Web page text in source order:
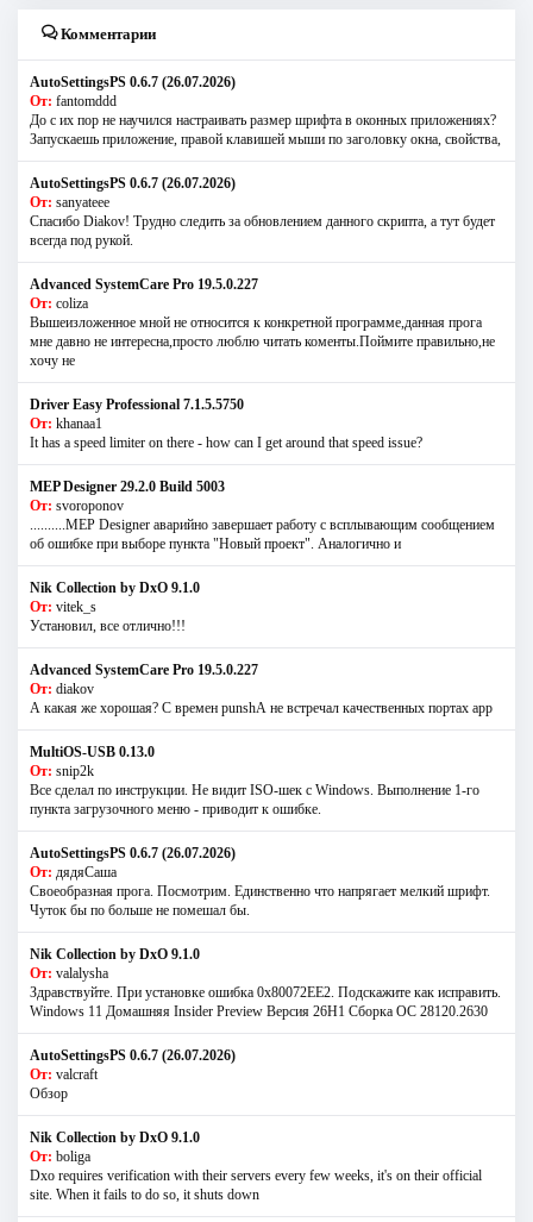
Комментарии
AutoSettingsPS 0.6.7 (26.07.2026)
От: fantomddd
До с их пор не научился настраивать размер шрифта в оконных приложениях?
Запускаешь приложение, правой клавишей мыши по заголовку окна, свойства,
AutoSettingsPS 0.6.7 (26.07.2026)
От: sanyateee
Спасибо Diakov! Трудно следить за обновлением данного скрипта, а тут будет
всегда под рукой.
Advanced SystemCare Pro 19.5.0.227
От: coliza
Вышеизложенное мной не относится к конкретной программе,данная прога
мне давно не интересна,просто люблю читать коменты.Поймите правильно,не
хочу не
Driver Easy Professional 7.1.5.5750
От: khanaa1
It has a speed limiter on there - how can I get around that speed issue?
MEP Designer 29.2.0 Build 5003
От: svoroponov
..........MEP Designer аварийно завершает работу с всплывающим сообщением
об ошибке при выборе пункта "Новый проект". Аналогично и
Nik Collection by DxO 9.1.0
От: vitek_s
Установил, все отлично!!!
Advanced SystemCare Pro 19.5.0.227
От: diakov
А какая же хорошая? С времен punshА не встречал качественных портах app
MultiOS-USB 0.13.0
От: snip2k
Все сделал по инструкции. Не видит ISO-шек с Windows. Выполнение 1-го
пункта загрузочного меню - приводит к ошибке.
AutoSettingsPS 0.6.7 (26.07.2026)
От: дядяСаша
Своеобразная прога. Посмотрим. Единственно что напрягает мелкий шрифт.
Чуток бы по больше не помешал бы.
Nik Collection by DxO 9.1.0
От: valalysha
Здравствуйте. При установке ошибка 0х80072EE2. Подскажите как исправить.
Windows 11 Домашняя Insider Preview Версия 26H1 Сборка ОС 28120.2630
AutoSettingsPS 0.6.7 (26.07.2026)
От: valcraft
Обзор
Nik Collection by DxO 9.1.0
От: boliga
Dxo requires verification with their servers every few weeks, it's on their official
site. When it fails to do so, it shuts down